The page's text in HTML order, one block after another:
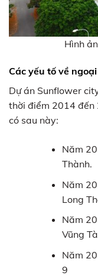
Hình
Các yếu tố về
Dự án Sunflower
thời điểm 2014 đến
có sau này:
Năm
Thành.
Năm
Long
Năm
Vũng
Năm
9